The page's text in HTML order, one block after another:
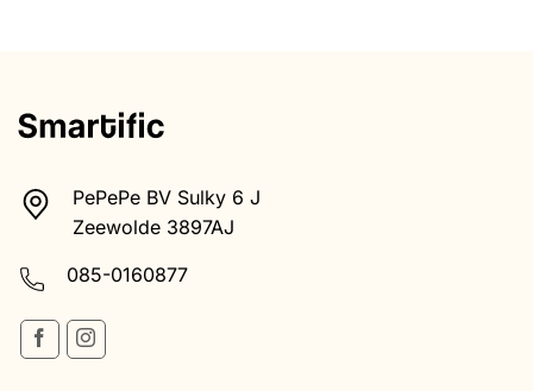
PePePe BV Sulky 6 J
Zeewolde 3897AJ
085-0160877